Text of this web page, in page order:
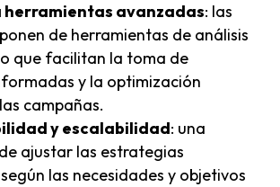
herramientas avanzadas: las
de herramientas de análisis
que facilitan la toma de
y la optimización
campañas.
y escalabilidad: una
ajustar las estrategias
las necesidades y objetivos